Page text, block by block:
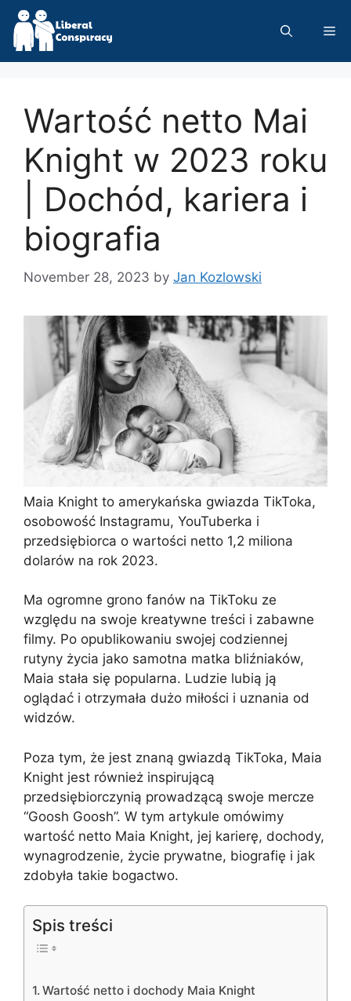
Skip
content
Wartość netto Mai
Knight w 2023 roku
| Dochód, kariera i
biografia
November 28, 2023 by Jan Kozlowski
Maia Knight to amerykańska gwiazda TikToka,
osobowość Instagramu, YouTuberka i
przedsiębiorca o wartości netto 1,2 miliona
dolarów na rok 2023.
Ma ogromne grono fanów na TikToku ze
względu na swoje kreatywne treści i zabawne
filmy. Po opublikowaniu swojej codziennej
rutyny życia jako samotna matka bliźniaków,
Maia stała się popularna. Ludzie lubią ją
oglądać i otrzymała dużo miłości i uznania od
widzów.
Poza tym, że jest znaną gwiazdą TikToka, Maia
Knight jest również inspirującą
przedsiębiorczynią prowadzącą swoje mercze
“Goosh Goosh”. W tym artykule omówimy
wartość netto Maia Knight, jej karierę, dochody,
wynagrodzenie, życie prywatne, biografię i jak
zdobyła takie bogactwo.
Spis treści
Wartość netto i dochody Maia Knight